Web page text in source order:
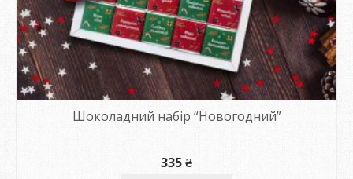
Шоколадний набір “Новогодний”
335₴